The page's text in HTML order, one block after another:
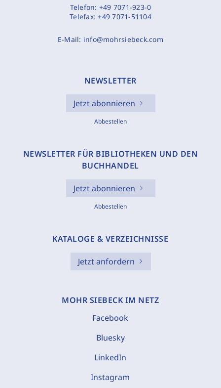
Telefon: +49 7071-923-0
Telefax:+49 7071-51104
E-Mail: info@mohrsiebeck.com
NEWSLETTER
Jetzt abonnieren
Abbestellen
NEWSLETTER FÜR BIBLIOTHEKEN UND DEN
BUCHHANDEL
Jetzt abonnieren
Abbestellen
KATALOGE & VERZEICHNISSE
Jetzt anfordern
MOHR SIEBECK IM NETZ
Facebook
Bluesky
LinkedIn
Instagram